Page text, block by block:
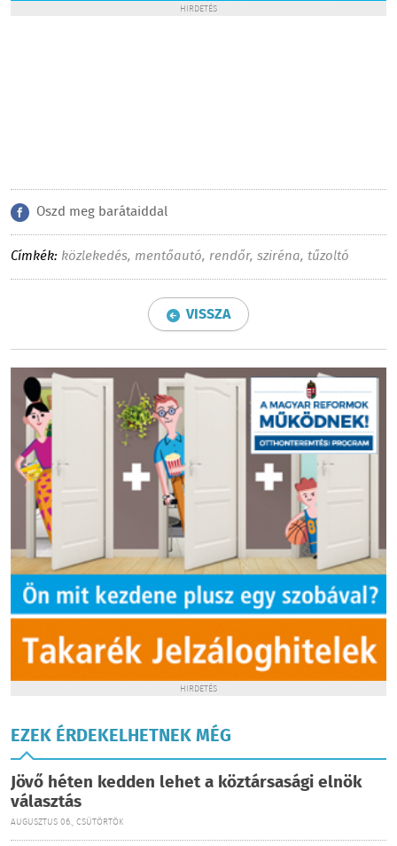
HIRDETÉS
Oszd meg barátaiddal
Címkék: közlekedés, mentőautó, rendőr, sziréna, tűzoltó
VISSZA
HIRDETÉS
EZEK ÉRDEKELHETNEK MÉG
Jövő héten kedden lehet a köztársasági elnök
választás
AUGUSZTUS 06., CSÜTÖRTÖK